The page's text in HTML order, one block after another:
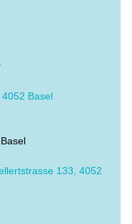
Basel
133, 4052